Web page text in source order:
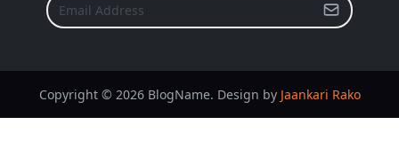
Copyright © 2026 BlogName. Design by Jaankari Rako